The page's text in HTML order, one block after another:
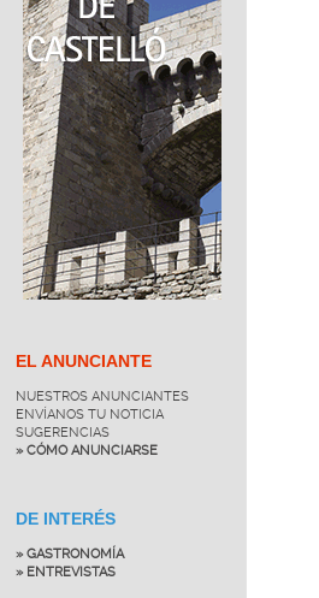
EL ANUNCIANTE
NUESTROS ANUNCIANTES
ENVÍANOS TU NOTICIA
SUGERENCIAS
» CÓMO ANUNCIARSE
DE INTERÉS
» GASTRONOMÍA
» ENTREVISTAS